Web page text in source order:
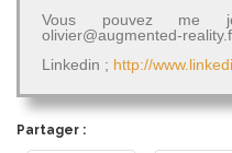
Vous pouvez me
olivier@augmented-
Linkedin ; http://
Partager :